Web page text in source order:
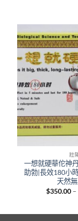
壯
一想就硬華佗神
助勃|長效180小
天然
$350.00 –